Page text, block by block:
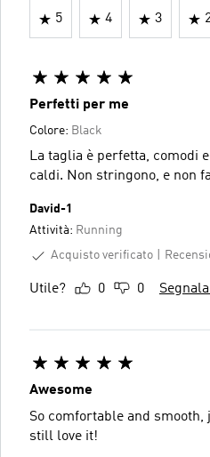
5 4 3
Perfetti per me
Colore: Black
La taglia è perfetta, comodi
caldi. Non stringono, e non
David-1
Attività: Running
Acquisto verificato
Utile? 0 0
Awesome
So comfortable and smooth,
still love it!